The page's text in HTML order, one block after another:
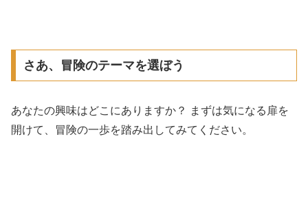
さあ、冒険のテーマを選ぼう
あなたの興味はどこにありますか？ まずは気になる扉を
開けて、冒険の一歩を踏み出してみてください。